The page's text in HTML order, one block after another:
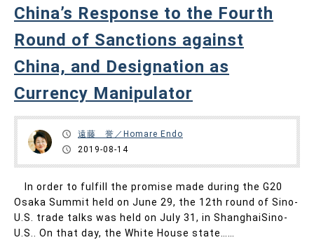
China’s Response to the Fourth
Round of Sanctions against
China, and Designation as
Currency Manipulator
遠藤 誉／Homare Endo
2019-08-14
In order to fulfill the promise made during the G20
Osaka Summit held on June 29, the 12th round of Sino-
U.S. trade talks was held on July 31, in ShanghaiSino-
U.S.. On that day, the White House state……